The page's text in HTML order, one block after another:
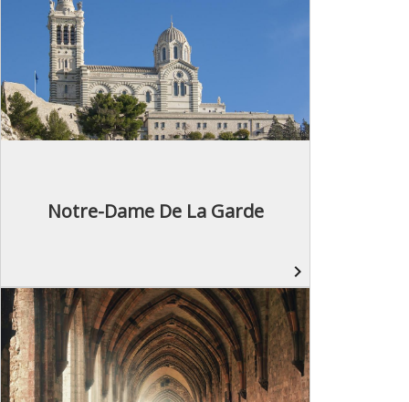
Notre-Dame De La Garde
navigate_next